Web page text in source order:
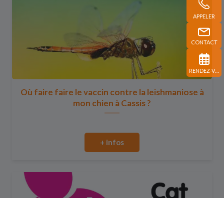
APPELER
CONTACT
RENDEZ-VOUS
Où faire faire le vaccin contre la leishmaniose à
mon chien à Cassis ?
+ infos